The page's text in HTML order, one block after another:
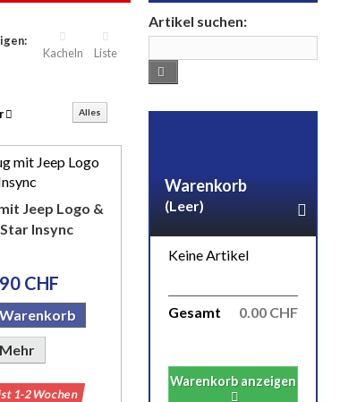
Kacheln
Liste
Alles
Jeep Logo &
Insync
CHF
Mehr
1-2 Wochen
Artikel suchen:
Warenkorb
(Leer)
Keine Artikel
0.00 CHF
Gesamt
Warenkorb anzeigen